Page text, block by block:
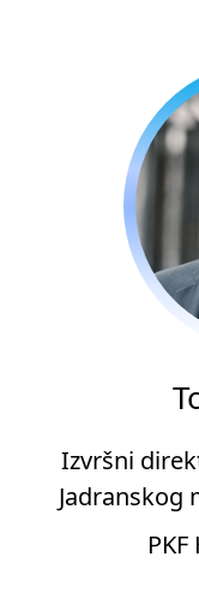
Izvršni
Jadranskog